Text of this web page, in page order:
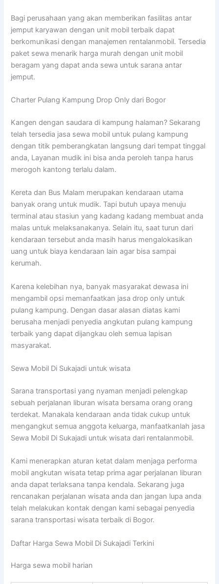
Bagi perusahaan yang akan memberikan fasilitas antar
jemput karyawan dengan unit mobil terbaik dapat
berkomunikasi dengan manajemen rentalanmobil. Tersedia
paket sewa menarik harga murah dengan unit mobil
beragam yang dapat anda sewa untuk sarana antar
jemput.
Charter Pulang Kampung Drop Only dari Bogor
Kangen dengan saudara di kampung halaman? Sekarang
telah tersedia jasa sewa mobil untuk pulang kampung
dengan titik pemberangkatan langsung dari tempat tinggal
anda, Layanan mudik ini bisa anda peroleh tanpa harus
merogoh kantong terlalu dalam.
Kereta dan Bus Malam merupakan kendaraan utama
banyak orang untuk mudik. Tapi butuh upaya menuju
terminal atau stasiun yang kadang kadang membuat anda
malas untuk melaksanakanya. Selain itu, saat turun dari
kendaraan tersebut anda masih harus mengalokasikan
uang untuk biaya kendaraan lain agar bisa sampai
kerumah.
Karena kelebihan nya, banyak masyarakat dewasa ini
mengambil opsi memanfaatkan jasa drop only untuk
pulang kampung. Dengan dasar alasan diatas kami
berusaha menjadi penyedia angkutan pulang kampung
terbaik yang dapat dijangkau oleh semua lapisan
masyarakat.
Sewa Mobil Di Sukajadi untuk wisata
Sarana transportasi yang nyaman menjadi pelengkap
sebuah perjalanan liburan wisata bersama orang orang
terdekat. Manakala kendaraan anda tidak cukup untuk
mengangkut semua anggota keluarga, manfaatkanlah jasa
Sewa Mobil Di Sukajadi untuk wisata dari rentalanmobil.
Kami menerapkan aturan ketat dalam menjaga performa
mobil angkutan wisata tetap prima agar perjalanan liburan
anda dapat terlaksana tanpa kendala. Sekarang juga
rencanakan perjalanan wisata anda dan jangan lupa anda
telah melakukan kontak dengan kami sebagai penyedia
sarana transportasi wisata terbaik di Bogor.
Daftar Harga Sewa Mobil Di Sukajadi Terkini
Harga sewa mobil harian